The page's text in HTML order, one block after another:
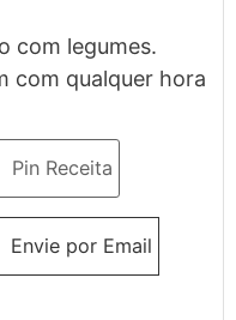
com legumes.
com qualquer hora
Pin Receita
Envie por Email